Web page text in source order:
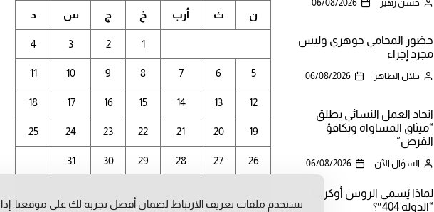
حسن زهير 06/08/2026
حضور المحامي جوهري وليس
مجرد إجراء
جلال الطاهر 06/08/2026
اتحاد العمل النسائي يطلق
“ميثاق المساواة وتكافؤ
الفرص”
السؤال الآن 06/08/2026
لماذا يُسمي الروس أوكرانيا
“الدولة 404″؟
ن ث أرب خ ج س د
1
2
3
4
5
6
7
8
9
10
11
12
13
14
15
16
17
18
19
20
21
22
23
24
25
26
27
28
29
30
31
نستخدم ملفات تعريف الارتباط لضمان أفضل تجربة لك على موقعنا.